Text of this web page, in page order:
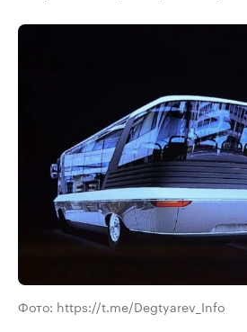
Фото: https://t.me/Degtyarev_Info